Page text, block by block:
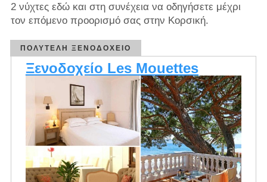
2 νύχτες εδώ και στη συνέχεια να οδηγήσετε μέχρι
τον επόμενο προορισμό σας στην Κορσική.
ΠΟΛΥΤΕΛΉ ΞΕΝΟΔΟΧΕΊΟ
Ξενοδοχείο Les Mouettes